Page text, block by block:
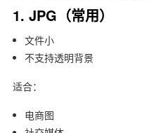
1. JPG（常用）
文件小
不支持透明背景
适合：
电商图